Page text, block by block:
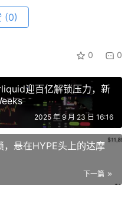
转正后波动将趋于平缓。
Investors数据显示，美国
罕见的9月净流出，规模约
亿美元资金，而FBTC和
末前共流入3.85亿美元。此
但若整体恢复资金流入，中
(0)
0 0
迎百亿解锁压力，新
2025 年 9 月 23 日 16:16
悬在HYPE头上的达摩
下一篇